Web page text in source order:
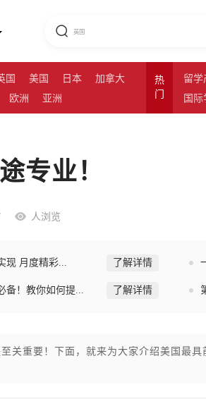
国 美国 日本
加拿大
欧洲 亚洲
热
门
留学
国
专业！
人浏览
现 月度精彩... 了解详情
备！教你如何提... 了解详情
关重要！下面，就来为大家介绍美国最